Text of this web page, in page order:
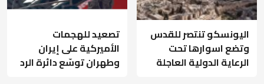
اليونسكو تنتصر للقدس
وتضع اسوارها تحت
الرعاية الدولية العاجلة
تصعيد للهجمات
الأميركية على إيران
وطهران توسّع دائرة الرد